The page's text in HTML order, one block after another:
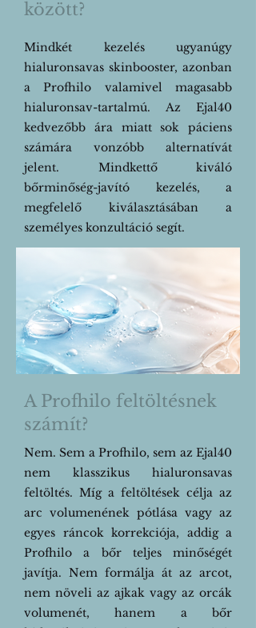
között?
Mindkét kezelés ugyanúgy
hialuronsavas skinbooster, azonban
a Profhilo valamivel magasabb
hialuronsav-tartalmú. Az Ejal40
kedvezőbb ára miatt sok páciens
számára vonzóbb alternatívát
jelent. Mindkettő kiváló
bőrminőség-javító kezelés, a
megfelelő kiválasztásában a
személyes konzultáció segít.
A Profhilo feltöltésnek
számít?
Nem. Sem a Profhilo, sem az Ejal40
nem klasszikus hialuronsavas
feltöltés. Míg a feltöltések célja az
arc volumenének pótlása vagy az
egyes ráncok korrekciója, addig a
Profhilo a bőr teljes minőségét
javítja. Nem formálja át az arcot,
nem növeli az ajkak vagy az orcák
volumenét, hanem a bőr